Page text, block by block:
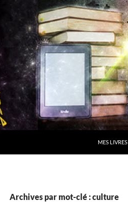
MES LIVRES
Archives par mot-clé : culture